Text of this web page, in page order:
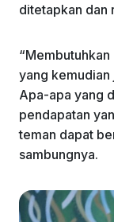
ditetapkan dan
yang kemudian
Apa-apa yang
pendapatan
teman dapat
sambungnya.